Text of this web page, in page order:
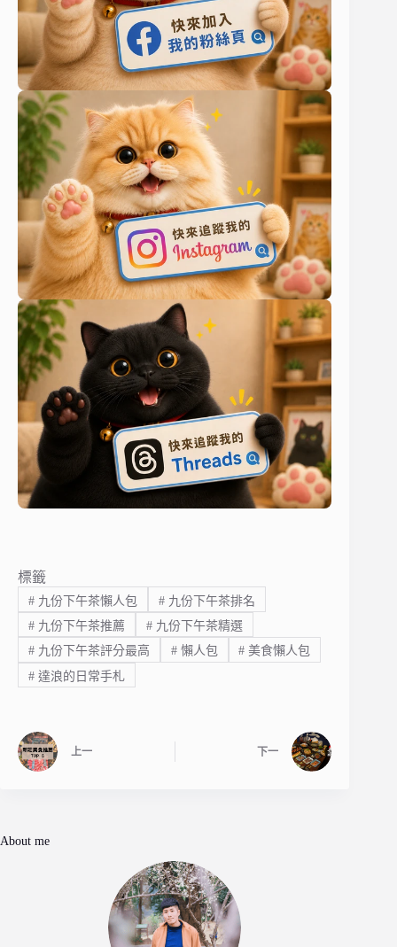
標籤
#九份下午茶懶人包 #九份下午茶排名
#九份下午茶推薦 #九份下午茶精選
#九份下午茶評分最高 #懶人包 # 美食懶人包
#達浪的日常手札
上一 下一
About me